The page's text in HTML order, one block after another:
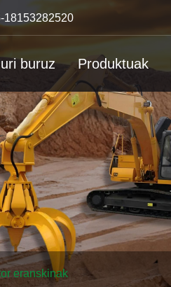
18153282520
buruz Produktuak
eranskinak